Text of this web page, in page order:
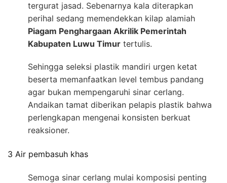
tergurat jasad. Sebenarnya kala diterapkan
perihal sedang memendekkan kilap alamiah
Piagam Penghargaan Akrilik Pemerintah
Kabupaten Luwu Timur tertulis.
Sehingga seleksi plastik mandiri urgen ketat
beserta memanfaatkan level tembus pandang
agar bukan mempengaruhi sinar cerlang.
Andaikan tamat diberikan pelapis plastik bahwa
perlengkapan mengenai konsisten berkuat
reaksioner.
3 Air pembasuh khas
Semoga sinar cerlang mulai komposisi penting